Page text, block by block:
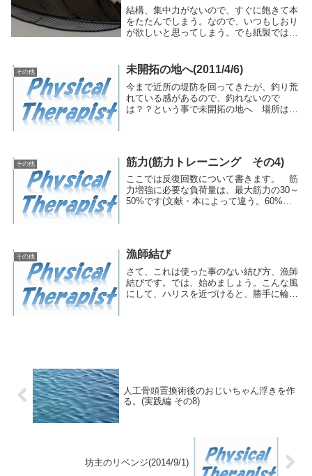
結構、集中力がないので、すぐに飽きて本
をたたんでしまう。なので、いつもしおり
が欲しいと思ってしまう。でも紙製ではす
ことで、探して見つけた一品。東洋精密工
業 デザイン...
その他 未開拓の地へ(2011/4/6)
今まで近所の堤防を回ってきたが、釣り荒
れている感があるので、釣れないので
は？？という事で未開拓の地へ 場所はち
その他 筋力(筋力トレーニング その4)
ここでは反復回数について書きます。 筋
力増強に必要な負荷量は、最大筋力の30～
50%です(文献・本によって違う。60%以
大...
その他 漁師結び
さて、これは使った事のない結び方、漁師
結びです。では、始めましょう。こんな風
にして、ハリスを近づけると、勝手に輪っ
人工骨頭置換術後のおじいちゃん浮きを作
る。(実践編 その8)
坊主のリベンジ(2014/9/1)